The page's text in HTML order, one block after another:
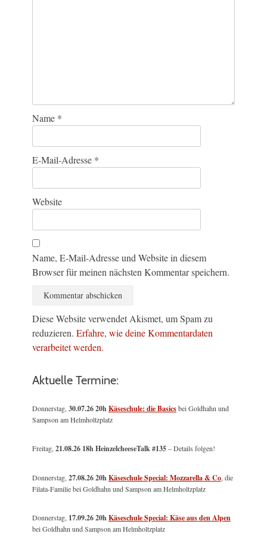
Name *
E-Mail-Adresse *
Website
Name, E-Mail-Adresse und Website in diesem
Browser für meinen nächsten Kommentar speichern.
Diese Website verwendet Akismet, um Spam zu
reduzieren. Erfahre, wie deine Kommentardaten
verarbeitet werden.
Aktuelle Termine:
Donnerstag,30.07.26 20hKäseschule: die Basicsbei Goldhahn und
Sampson am Helmholtzplatz
Freitag,21.08.26 18h HeinzelcheeseTalk #135– Details folgen!
Donnerstag,27.08.26 20hKäseschule Special: Mozzarella & Co, die
Filata-Familie bei Goldhahn und Sampson am Helmholtzplatz
Donnerstag, 17.09.26 20hKäseschule Special: Käse aus den Alpen
bei Goldhahn und Sampson am Helmholtzplatz